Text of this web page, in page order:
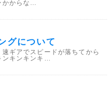
かからな…
グについて
ギアでスピードが落ちてから
キンキンキ…